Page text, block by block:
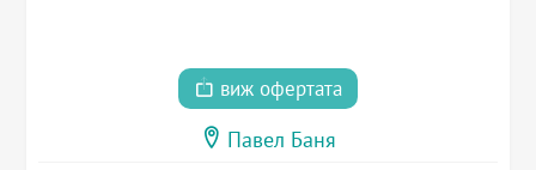
виж офертата
Павел Баня